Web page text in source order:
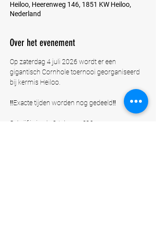
Heiloo, Heerenweg 146, 1851 KW Heiloo,
Nederland
Over het evenement
Op zaterdag 4 juli 2026 wordt er een
gigantisch Cornhole toernooi georganiseerd
bij kermis Heiloo.
‼️Exacte tijden worden nog gedeeld‼️
Schrijf je in als 2-tal voor €20.